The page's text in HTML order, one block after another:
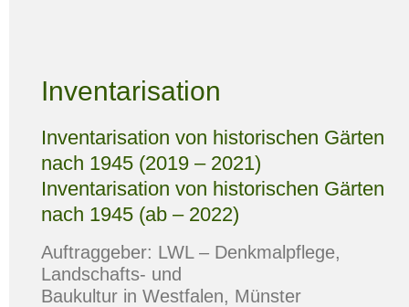
Inventarisation
Inventarisation von historischen Gärten
nach 1945 (2019 – 2021)
Inventarisation von historischen Gärten
nach 1945 (ab – 2022)
Auftraggeber: LWL – Denkmalpflege,
Landschafts- und
Baukultur in Westfalen, Münster